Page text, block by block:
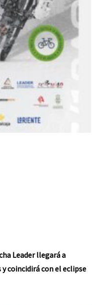
Leader llegará a
y coincidirá con el eclipse